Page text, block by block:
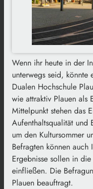
Wenn ihr heute in der
unterwegs seid, könnte
Dualen Hochschule
wie attraktiv Plauen als
Mittelpunkt stehen das
Aufenthaltsqualität und
um den Kultursommer
Befragten können
Ergebnisse sollen in
einfließen. Die
Plauen beauftragt.